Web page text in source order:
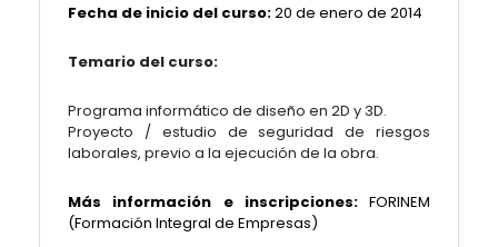
Fecha de inicio del curso:20 de enero de 2014
Temario del curso:
Programa informático de diseño en 2D y 3D.
Proyecto / estudio de seguridad de riesgos
laborales, previo a la ejecución de la obra.
Más información e inscripciones:FORINEM
(Formación Integral de Empresas)